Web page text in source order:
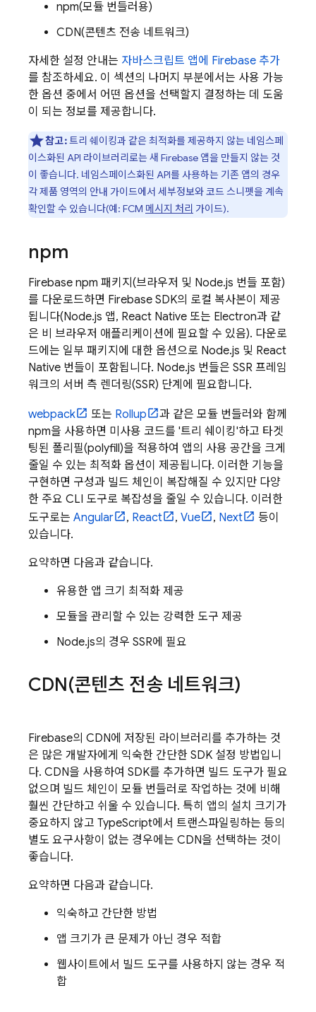
npm(모듈 번들러용)
CDN(콘텐츠 전송 네트워크)
자세한 설정 안내는 자바스크립트 앱에 Firebase 추가
를 참조하세요. 이 섹션의 나머지 부분에서는 사용 가능
한 옵션 중에서 어떤 옵션을 선택할지 결정하는 데 도움
이 되는 정보를 제공합니다.
참고:트리 쉐이킹과 같은 최적화를 제공하지 않는 네임스페
이스화된 API 라이브러리로는 새 Firebase 앱을 만들지 않는 것
이 좋습니다. 네임스페이스화된 API를 사용하는 기존 앱의 경우
각 제품 영역의 안내 가이드에서 세부정보와 코드 스니펫을 계속
확인할 수 있습니다(예: FCM 메시지 처리 가이드).
npm
Firebase npm 패키지(브라우저 및 Node.js 번들 포함)
를 다운로드하면 Firebase SDK의 로컬 복사본이 제공
됩니다(Node.js 앱, React Native 또는 Electron과 같
은 비 브라우저 애플리케이션에 필요할 수 있음). 다운로
드에는 일부 패키지에 대한 옵션으로 Node.js 및 React
Native 번들이 포함됩니다. Node.js 번들은 SSR 프레임
워크의 서버 측 렌더링(SSR) 단계에 필요합니다.
webpack 또는 Rollup
과 같은 모듈 번들러와 함께
npm을 사용하면 미사용 코드를 '트리 쉐이킹'하고 타겟
팅된 폴리필(polyfill)을 적용하여 앱의 사용 공간을 크게
줄일 수 있는 최적화 옵션이 제공됩니다. 이러한 기능을
구현하면 구성과 빌드 체인이 복잡해질 수 있지만 다양
한 주요 CLI 도구로 복잡성을 줄일 수 있습니다. 이러한
도구로는 Angular , React , Vue , Next
등이
있습니다.
요약하면 다음과 같습니다.
유용한 앱 크기 최적화 제공
모듈을 관리할 수 있는 강력한 도구 제공
Node.js의 경우 SSR에 필요
CDN(콘텐츠 전송 네트워크)
Firebase의 CDN에 저장된 라이브러리를 추가하는 것
은 많은 개발자에게 익숙한 간단한 SDK 설정 방법입니
다. CDN을 사용하여 SDK를 추가하면 빌드 도구가 필요
없으며 빌드 체인이 모듈 번들러로 작업하는 것에 비해
훨씬 간단하고 쉬울 수 있습니다. 특히 앱의 설치 크기가
중요하지 않고 TypeScript에서 트랜스파일링하는 등의
별도 요구사항이 없는 경우에는 CDN을 선택하는 것이
좋습니다.
요약하면 다음과 같습니다.
익숙하고 간단한 방법
앱 크기가 큰 문제가 아닌 경우 적합
웹사이트에서 빌드 도구를 사용하지 않는 경우 적
합